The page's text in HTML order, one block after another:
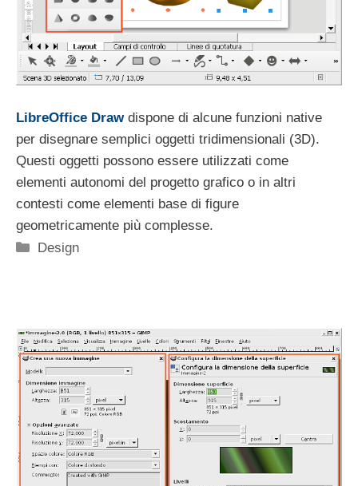
LibreOffice Drawdispone di alcune funzioni native
per disegnare semplici oggetti tridimensionali (3D).
Questi oggetti possono essere utilizzati come
elementi autonomi del progetto grafico o in altri
contesti come elementi base di figure
geometricamente più complesse.
Categorie
Design